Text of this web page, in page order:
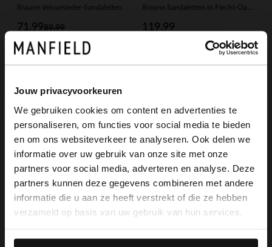
Jouw privacyvoorkeuren
We gebruiken cookies om content en advertenties te
personaliseren, om functies voor social media te bieden
en om ons websiteverkeer te analyseren. Ook delen we
informatie over uw gebruik van onze site met onze
partners voor social media, adverteren en analyse. Deze
partners kunnen deze gegevens combineren met andere
informatie die u aan ze heeft verstrekt of die ze hebben
verzameld op basis van uw gebruik van hun services.
Braune Veloursleder-Sandaletten
89.99
71.99 119.99
Manfield Manfield
×
View this website in English?
It looks like your language isn't Dutch. Would
you like to switch to English?
English